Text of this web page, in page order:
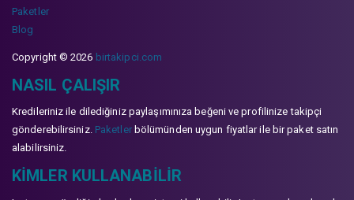
Paketler
Blog
Copyright © 2026 birtakipci.com
NASIL ÇALIŞIR
Kredileriniz ile dilediğiniz paylaşımınıza beğeni ve profilinize takipçi
gönderebilirsiniz. Paketlerbölümünden uygun fiyatlar ile bir paket satın
alabilirsiniz.
KIMLER KULLANABILIR